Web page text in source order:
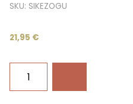
SKU: SIKEZOGU
21,95 €